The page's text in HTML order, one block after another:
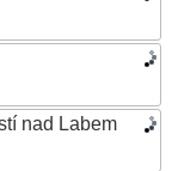
nad Labem